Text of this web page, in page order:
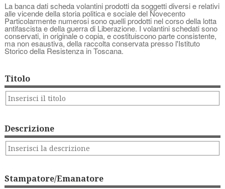
La banca dati scheda volantini prodotti da soggetti diversi e relativi
alle vicende della storia politica e sociale del Novecento
Particolarmente numerosi sono quelli prodotti nel corso della lotta
antifascista e della guerra di Liberazione. I volantini schedati sono
conservati, in originale o copia, e costituiscono parte consistente,
ma non esaustiva, della raccolta conservata presso l'Istituto
Storico della Resistenza in Toscana.
Titolo
Descrizione
Stampatore/Emanatore